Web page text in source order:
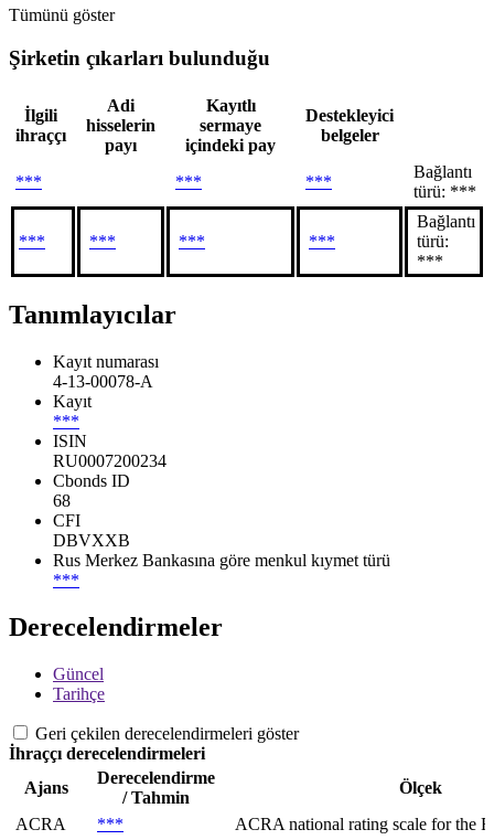
Tümünü göster
Şirketin çıkarları bulunduğu
İlgili
ihraççı
Adi
hisselerin
payı
Kayıtlı
sermaye
içindeki pay
Destekleyici
belgeler
*** *** ***
Bağlantı
türü: ***
*** *** *** ***
Bağlantı
türü:
***
Tanımlayıcılar
Kayıt numarası
4-13-00078-A
Kayıt
***
ISIN
RU0007200234
Cbonds ID
68
CFI
DBVXXB
Rus Merkez Bankasına göre menkul kıymet türü
***
Derecelendirmeler
Güncel
Tarihçe
Geri çekilen derecelendirmeleri göster
İhraççı derecelendirmeleri
Ajans
Derecelendirme
/ Tahmin
Ölçek
ACRA
***
ACRA national rating scale for the